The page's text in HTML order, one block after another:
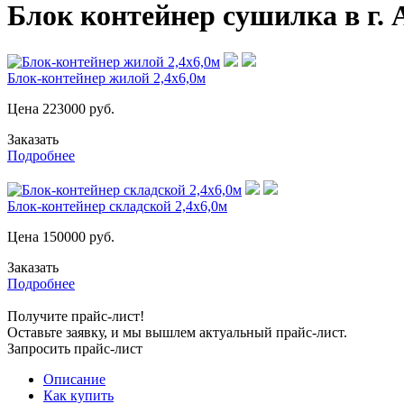
Блок контейнер сушилка в г.
Блок-контейнер жилой 2,4х6,0м
Цена 223000 руб.
Заказать
Подробнее
Блок-контейнер складской 2,4х6,0м
Цена 150000 руб.
Заказать
Подробнее
Получите прайс-лист!
Оставьте заявку, и мы вышлем актуальный прайс-лист.
Запросить прайс-лист
Описание
Как купить